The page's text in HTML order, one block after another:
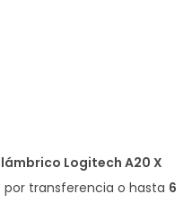
Logitech A20 X
por transferencia o hasta 6